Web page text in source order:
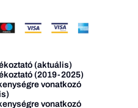
(aktuális)
(2019-2025)
vonatkozó
vonatkozó